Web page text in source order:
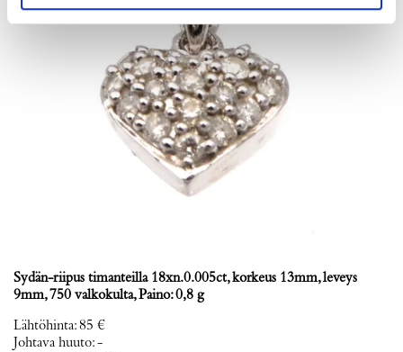
Sydän-riipus timanteilla 18xn.0.005ct, korkeus 13mm, leveys
9mm, 750 valkokulta, Paino: 0,8 g
Lähtöhinta:85 €
Johtava huuto:-